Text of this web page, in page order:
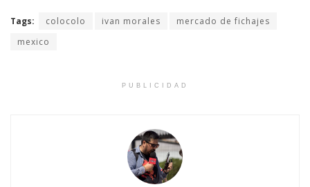
Tags: colocolo ivan morales
mercado de fichajes
mexico
PUBLICIDAD